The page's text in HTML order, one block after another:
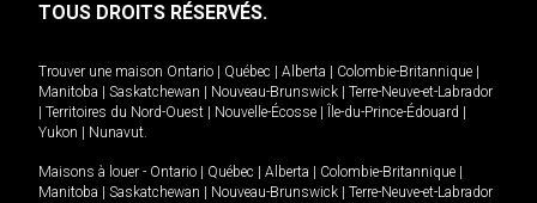
TOUS DROITS RÉSERVÉS.
Trouver une maison Ontario Québec Alberta Colombie-Britannique
Manitoba
Saskatchewan Nouveau-Brunswick
Terre-Neuve-et-Labrador
Territoires du Nord-Ouest Nouvelle-Écosse Île-du-Prince-Édouard
Yukon
Nunavut.
Maisons à louer - Ontario Québec Alberta Colombie-Britannique
Manitoba
Saskatchewan Nouveau-Brunswick
Terre-Neuve-et-Labrador